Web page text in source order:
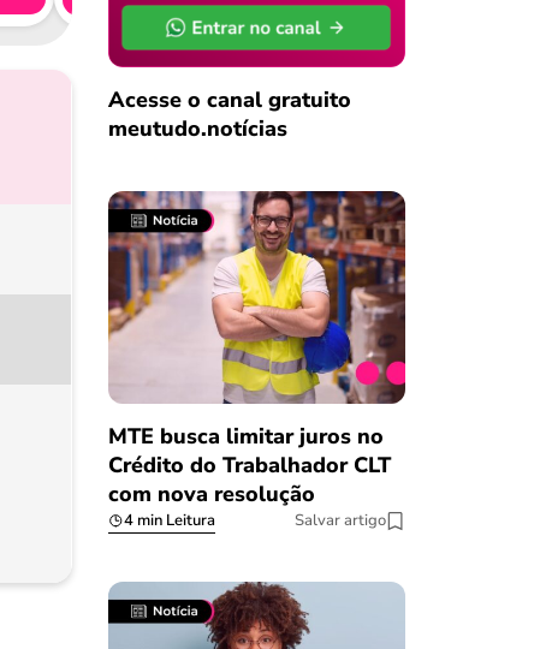
Acesse o canal gratuito
meutudo.notícias
MTE busca limitar juros no
Crédito do Trabalhador CLT
com nova resolução
4 min Leitura Salvar artigo